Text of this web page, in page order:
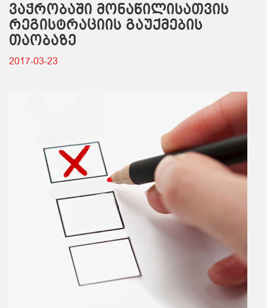
ვაჭრობაში მონაწილისათვის
რეგისტრაციის გაუქმების
თაობაზე
2017-03-23